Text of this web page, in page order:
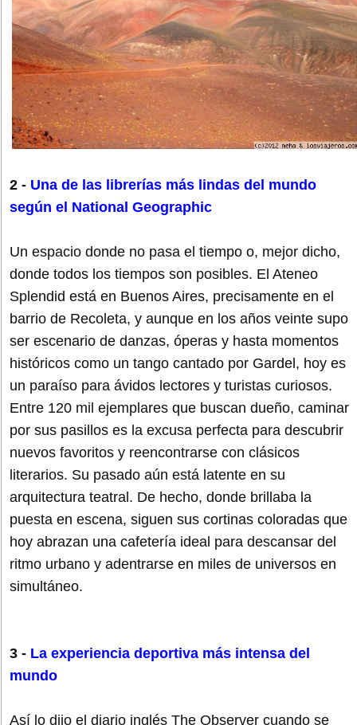
2 - Una de las librerías más lindas del mundo
según el National Geographic
Un espacio donde no pasa el tiempo o, mejor dicho,
donde todos los tiempos son posibles. El Ateneo
Splendid está en Buenos Aires, precisamente en el
barrio de Recoleta, y aunque en los años veinte supo
ser escenario de danzas, óperas y hasta momentos
históricos como un tango cantado por Gardel, hoy es
un paraíso para ávidos lectores y turistas curiosos.
Entre 120 mil ejemplares que buscan dueño, caminar
por sus pasillos es la excusa perfecta para descubrir
nuevos favoritos y reencontrarse con clásicos
literarios. Su pasado aún está latente en su
arquitectura teatral. De hecho, donde brillaba la
puesta en escena, siguen sus cortinas coloradas que
hoy abrazan una cafetería ideal para descansar del
ritmo urbano y adentrarse en miles de universos en
simultáneo.
3 - La experiencia deportiva más intensa del
mundo
Así lo dijo el diario inglés The Observer cuando se